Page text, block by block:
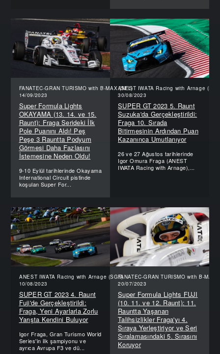
FANATEC-GRAN TURISMO with B-MAX (SFL)
14/09/2023
Super Formula Lights
OKAYAMA (13. 14. ve 15.
Raunt): Fraga Serideki İlk
Pole Puanını Aldı! Peş
Peşe 3 Rauntta Podyum
Görmesi Daha Fazlasını
İstemesine Neden Oldu!
9-10 Eylül tarihlerinde Okayama
International Circuit pistinde
koşulan Super For...
ANEST IWATA Racing with Arnage
30/08/2023
SUPER GT 2023 5. Raunt
Suzuka'da Gerçekleştirildi:
Fraga 10. Sırada
Bitirmesinin Ardından Puan
Kazanınca Umutlanıyor
26 ve 27 Ağustos tarihlerinde
Igor Omura Fraga (ANEST
IWATA Racing with Arnage),...
ANEST IWATA Racing with Arnage (SGT)
10/08/2023
SUPER GT 2023 4. Raunt
Fuji'de Gerçekleştirildi:
Fraga, Yeni Ayarlarla Zorlu
Yarışta Kendini Buluyor
Igor Fraga, Gran Turismo World
Series'in ilk şampiyonu ve
ayrıca Avrupa F3 ve dü...
FANATEC-GRAN TURISMO with B-MAX
20/07/2023
Super Formula Lights FUJI
(10. 11. ve 12. Raunt): 11.
Rauntta Yaşanan
Talihsizlikler Fraga'yı 4.
Sıraya Yerleştiriyor ve Seri
Sıralamasındaki 5. Sırasını
Koruyor